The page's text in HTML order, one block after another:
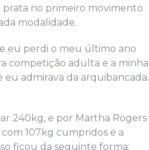
prata no primeiro movimento
modalidade.
eu perdi o meu último ano
competição adulta e a minha
admirava da arquibancada.
240kg, e por Martha Rogers
107kg cumpridos e a
ficou da seguinte forma: